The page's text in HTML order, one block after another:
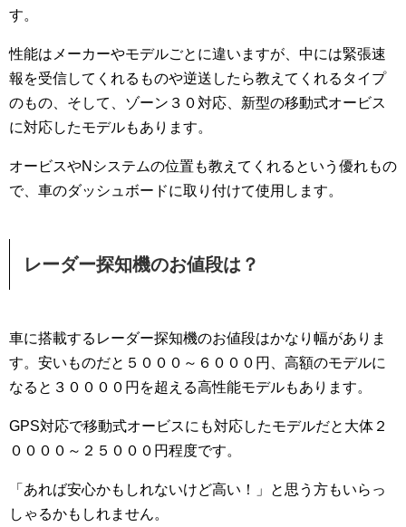
す。
性能はメーカーやモデルごとに違いますが、中には緊張速
報を受信してくれるものや逆送したら教えてくれるタイプ
のもの、そして、ゾーン３０対応、新型の移動式オービス
に対応したモデルもあります。
オービスやNシステムの位置も教えてくれるという優れもの
で、車のダッシュボードに取り付けて使用します。
レーダー探知機のお値段は？
車に搭載するレーダー探知機のお値段はかなり幅がありま
す。安いものだと５０００～６０００円、高額のモデルに
なると３００００円を超える高性能モデルもあります。
GPS対応で移動式オービスにも対応したモデルだと大体２
００００～２５０００円程度です。
「あれば安心かもしれないけど高い！」と思う方もいらっ
しゃるかもしれません。